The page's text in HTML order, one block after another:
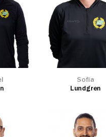
Sofia
Lundgren